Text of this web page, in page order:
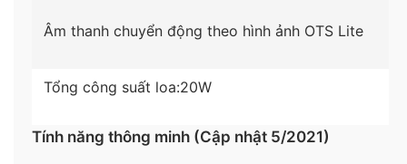
Công nghệ âm thanh
– Công nghệ âm thanh chuyển động theo hình
trải nghiệm âm thanh đa chiều sống động, bắt trọn
Âm thanh chuyển động theo hình ảnh OTS Lite
Tổng công suất loa:20W
Tính năng thông minh (Cập nhật 5/2021)